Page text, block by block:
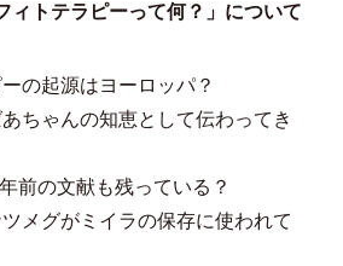
ィトテラピーって何？」について
の起源はヨーロッパ？
ちゃんの知恵として伝わってき
前の文献も残っている？
メグがミイラの保存に使われて